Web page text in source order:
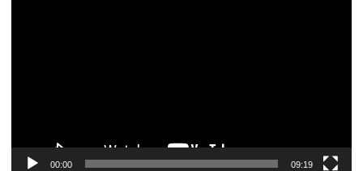
00:00 09:19